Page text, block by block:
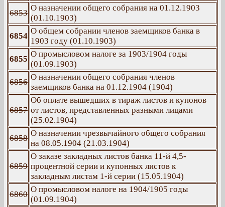
6853
О назначении общего собрания на 01.12.1903
(01.10.1903)
6854
О общем собрании членов заемщиков банка в
1903 году (01.10.1903)
6855
О промысловом налоге за 1903/1904 годы
(01.09.1903)
6856
О назначении общего собрания членов
заемщиков банка на 01.12.1904 (1904)
6857
Об оплате вышедших в тираж листов и купонов
от листов, представленных разными лицами
(25.02.1904)
6858
О назначении чрезвычайного общего собрания
на 08.05.1904 (21.03.1904)
6859
О заказе закладных листов банка 11-й 4,5-
процентной серии и купонных листов к
закладным листам 1-й серии (15.05.1904)
6860
О промысловом налоге на 1904/1905 годы
(01.09.1904)